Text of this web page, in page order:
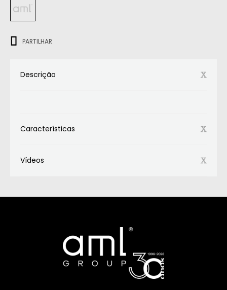
PARTILHAR
Descrição
Características
Vídeos